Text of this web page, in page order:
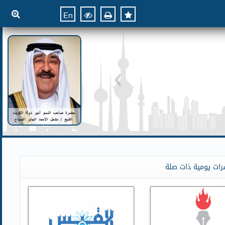
En
يومية ذات صلة